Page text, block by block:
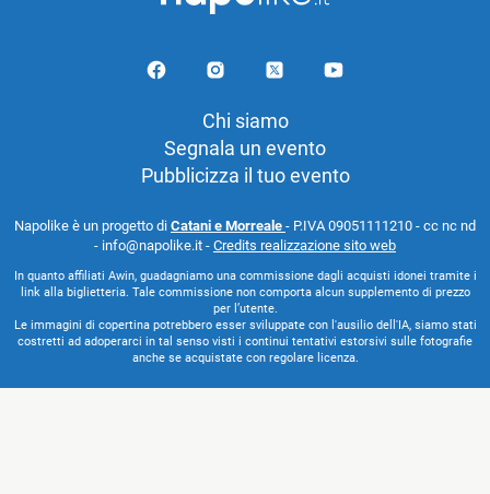
Chi siamo
Segnala un evento
Pubblicizza il tuo evento
Napolike è un progetto di Catani e Morreale - P.IVA 09051111210 - cc nc nd
- info@napolike.it - Credits realizzazione sito web
In quanto affiliati Awin, guadagniamo una commissione dagli acquisti idonei tramite i
link alla biglietteria. Tale commissione non comporta alcun supplemento di prezzo
per l’utente.
Le immagini di copertina potrebbero esser sviluppate con l'ausilio dell'IA, siamo stati
costretti ad adoperarci in tal senso visti i continui tentativi estorsivi sulle fotografie
anche se acquistate con regolare licenza.